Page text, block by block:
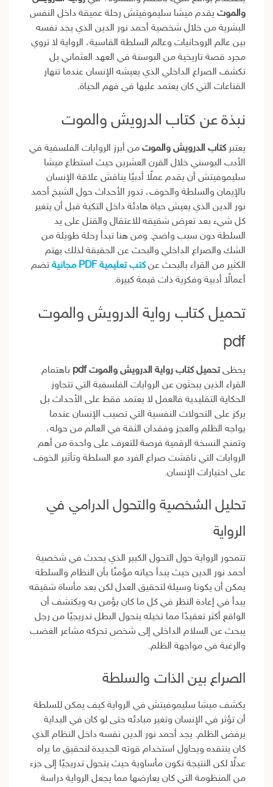
والموت يقدم ميشا سليموفيتش رحلة عميقة داخل النفس
البشرية من خلال شخصية أحمد نور الدين الذي يجد نفسه
بين عالم الروحانيات وعالم السلطة القاسية، الرواية لا تروي
مجرد قصة تاريخية من البوسنة في العهد العثماني بل
تكشف الصراع الداخلي الذي يعيشه الإنسان عندما تنهار
القناعات التي كان يعتمد عليها في فهم الحياة.
نبذة عن كتاب الدرويش والموت
يعتبر كتاب الدرويش والموت من أبرز الروايات الفلسفية في
الأدب البوسني خلال القرن العشرين حيث استطاع ميشا
سليموفيتش أن يقدم عملًا أدبيًا يناقش علاقة الإنسان
بالإيمان والسلطة والخوف، تدور الأحداث حول الشيخ أحمد
نور الدين الذي يعيش حياة هادئة داخل التكية قبل أن يتغير
كل شيء بعد تعرض شقيقه للاعتقال والقتل على يد
السلطة دون سبب واضح. ومن هنا تبدأ رحلة طويلة من
الشك والصراع الداخلي والبحث عن الحقيقة لذلك يهتم
الكثير من القراء بالبحث عن كتب تعليمية PDF مجانية
تضم
أعمالًا أدبية وفكرية ذات قيمة كبيرة.
تحميل كتاب رواية الدرويش والموت
pdf
يحظىتحميل كتاب رواية الدرويش والموت pdf
باهتمام
القراء الذين يبحثون عن الروايات الفلسفية التي تتجاوز
الحكاية التقليدية فالعمل لا يعتمد فقط على الأحداث بل
يركز على التحولات النفسية التي تصيب الإنسان عندما
يواجه الظلم والعجز وفقدان الثقة في العالم من حوله،
وتمنح النسخة الرقمية فرصة للتعرف على واحدة من أهم
الروايات التي ناقشت صراع الفرد مع السلطة وتأثير الخوف
على اختيارات الإنسان.
تحليل الشخصية والتحول الدرامي في
الرواية
تتمحور الرواية حول التحول الكبير الذي يحدث في شخصية
أحمد نور الدين حيث يبدأ حياته مؤمنًا بأن النظام والسلطة
يمكن أن يكونا وسيلة لتحقيق العدل لكن بعد مأساة شقيقه
يبدأ في إعادة النظر في كل ما كان يؤمن به ويكتشف أن
الواقع أكثر تعقيدًا مما تخيله يتحول البطل تدريجيًا من رجل
يبحث عن السلام الداخلي إلى شخص تحركه مشاعر الغضب
والرغبة في مواجهة الظلم.
الصراع بين الذات والسلطة
يكشف ميشا سليموفيتش في الرواية كيف يمكن للسلطة
أن تؤثر في الإنسان وتغير مبادئه حتى لو كان في البداية
يرفض الظلم. يجد أحمد نور الدين نفسه داخل النظام الذي
كان ينتقده ويحاول استخدام قوته الجديدة لتحقيق ما يراه
عدلًا لكن النتيجة تكون مأساوية حيث يتحول تدريجيًا إلى جزء
من المنظومة التي كان يعارضها مما يجعل الرواية دراسة